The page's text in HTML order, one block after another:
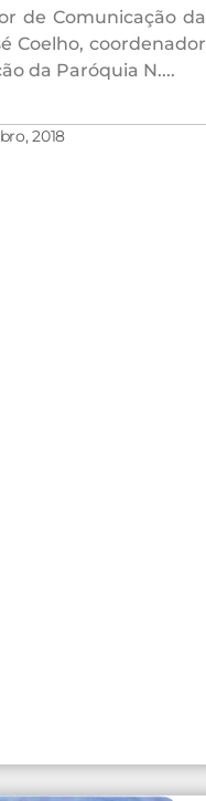
de Comunicação da
Coelho, coordenador
da Paróquia N....
2018